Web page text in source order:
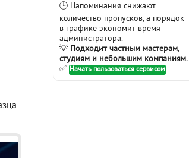
🕒 Напоминания снижают
количество пропусков, а порядок
в графике экономит время
администратора.
💡 Подходит частным мастерам,
студиям и небольшим компаниям.
✅ Начать пользоваться сервисом